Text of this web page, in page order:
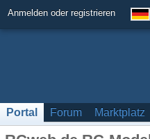
Anmelden oder registrieren
Portal Forum Marktplatz